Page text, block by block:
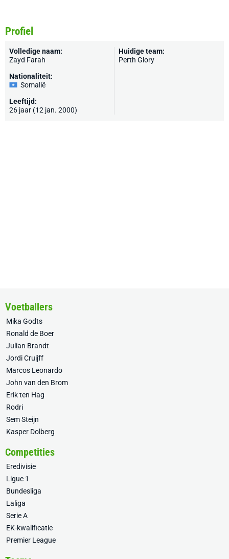
Profiel
Volledige naam:
Zayd Farah
Nationaliteit:
Somalië
Leeftijd:
26 jaar (12 jan. 2000)
Huidige team:
Perth Glory
Voetballers
Mika Godts
Ronald de Boer
Julian Brandt
Jordi Cruijff
Marcos Leonardo
John van den Brom
Erik ten Hag
Rodri
Sem Steijn
Kasper Dolberg
Competities
Eredivisie
Ligue 1
Bundesliga
Laliga
Serie A
EK-kwalificatie
Premier League